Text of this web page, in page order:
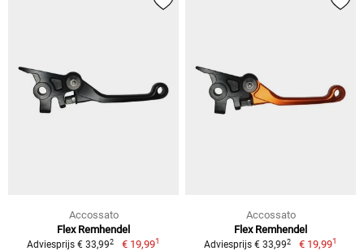
Accossato
Flex Remhendel
Adviesprijs € 33,992 € 19,991
Accossato
Flex Remhendel
Adviesprijs € 33,992 € 19,991